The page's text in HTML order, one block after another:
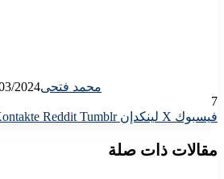
محمد فتحى2024
7
فيسبوك X لينكدإن
مقالات ذات صلة